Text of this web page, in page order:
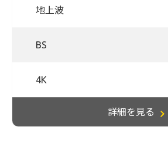
地上波
BS
4K
詳細を見る